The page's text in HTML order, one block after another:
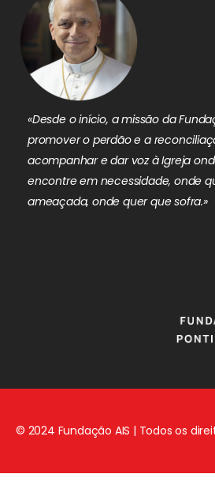
«Desde o início, a missão da
promover o perdão e a
acompanhar e dar voz à Igreja
encontre em necessidade, onde
ameaçada, onde quer que sofra.»
© 2024 Fundação AIS | Todos os